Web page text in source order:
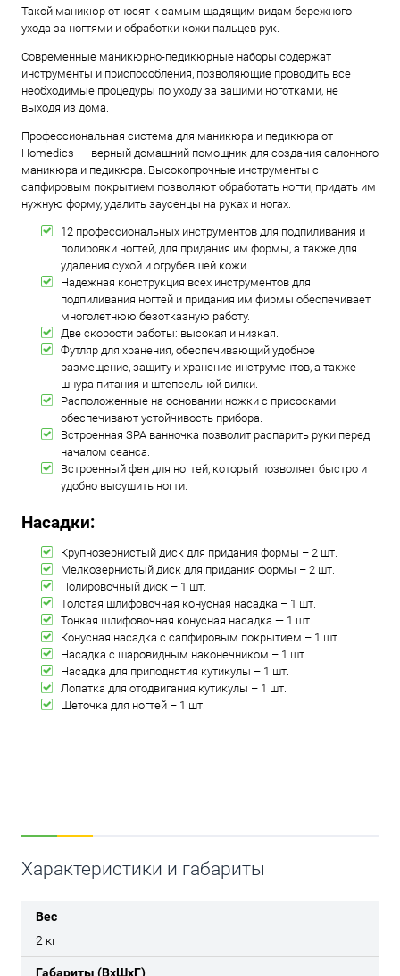
Такой маникюр относят к самым щадящим видам бережного
ухода за ногтями и обработки кожи пальцев рук.
Современные маникюрно-педикюрные наборы содержат
инструменты и приспособления, позволяющие проводить все
необходимые процедуры по уходу за вашими ноготками, не
выходя из дома.
Профессиональная система для маникюра и педикюра от
Homedics ― верный домашний помощник для создания салонного
маникюра и педикюра. Высокопрочные инструменты с
сапфировым покрытием позволяют обработать ногти, придать им
нужную форму, удалить заусенцы на руках и ногах.
12 профессиональных инструментов для подпиливания и
полировки ногтей, для придания им формы, а также для
удаления сухой и огрубевшей кожи.
Надежная конструкция всех инструментов для
подпиливания ногтей и придания им фирмы обеспечивает
многолетнюю безотказную работу.
Две скорости работы: высокая и низкая.
Футляр для хранения, обеспечивающий удобное
размещение, защиту и хранение инструментов, а также
шнура питания и штепсельной вилки.
Расположенные на основании ножки с присосками
обеспечивают устойчивость прибора.
Встроенная SPA ванночка позволит распарить руки перед
началом сеанса.
Встроенный фен для ногтей, который позволяет быстро и
удобно высушить ногти.
Насадки:
Крупнозернистый диск для придания формы – 2 шт.
Мелкозернистый диск для придания формы – 2 шт.
Полировочный диск – 1 шт.
Толстая шлифовочная конусная насадка – 1 шт.
Тонкая шлифовочная конусная насадка ― 1 шт.
Конусная насадка с сапфировым покрытием – 1 шт.
Насадка с шаровидным наконечником – 1 шт.
Насадка для приподнятия кутикулы – 1 шт.
Лопатка для отодвигания кутикулы – 1 шт.
Щеточка для ногтей – 1 шт.
Характеристики и габариты
Вес
2 кг
Габариты (ВхШхГ)